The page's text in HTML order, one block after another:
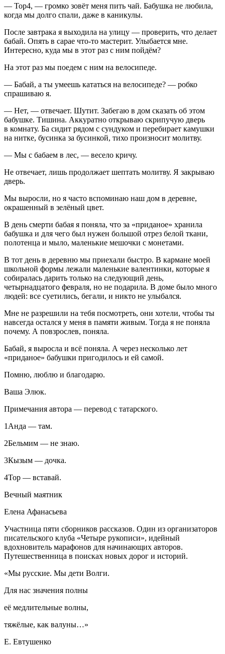
— Тор4, — громко зовëт меня пить чай. Бабушка не любила,
когда мы долго спали, даже в каникулы.
После завтрака я выходила на улицу — проверить, что делает
бабай. Опять в сарае что-то мастерит. Улыбается мне.
Интересно, куда мы в этот раз с ним пойдём?
На этот раз мы поедем с ним на велосипеде.
— Бабай, а ты умеешь кататься на велосипеде? — робко
спрашиваю я.
— Нет, — отвечает. Шутит. Забегаю в дом сказать об этом
бабушке. Тишина. Аккуратно открываю скрипучую дверь
в комнату. Ба сидит рядом с сундуком и перебирает камушки
на нитке, бусинка за бусинкой, тихо произносит молитву.
— Мы с бабаем в лес, — весело кричу.
Не отвечает, лишь продолжает шептать молитву. Я закрываю
дверь.
Мы выросли, но я часто вспоминаю наш дом в деревне,
окрашенный в зелëный цвет.
В день смерти бабая я поняла, что за «приданое» хранила
бабушка и для чего был нужен большой отрез белой ткани,
полотенца и мыло, маленькие мешочки с монетами.
В тот день в деревню мы приехали быстро. В кармане моей
школьной формы лежали маленькие валентинки, которые я
собиралась дарить только на следующий день,
четырнадцатого февраля, но не подарила. В доме было много
людей: все суетились, бегали, и никто не улыбался.
Мне не разрешили на тебя посмотреть, они хотели, чтобы ты
навсегда остался у меня в памяти живым. Тогда я не поняла
почему. А повзрослев, поняла.
Бабай, я выросла и всё поняла. А через несколько лет
«приданое» бабушки пригодилось и ей самой.
Помню, люблю и благодарю.
Ваша Элюк.
Примечания автора — перевод с татарского.
1 Анда — там.
2Бельмим — не знаю.
3Кызым — дочка.
4Тор — вставай.
Вечный маятник
Елена Афанасьева
Участница пяти сборников рассказов. Один из организаторов
писательского клуба «Четыре рукописи», идейный
вдохновитель марафонов для начинающих авторов.
Путешественница в поисках новых дорог и историй.
«Мы русские. Мы дети Волги.
Для нас значения полны
её медлительные волны,
тяжёлые, как валуны…»
Е. Евтушенко